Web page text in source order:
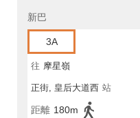
新巴
3A
往 摩星嶺
正街, 皇后大道西 站
距離 180m